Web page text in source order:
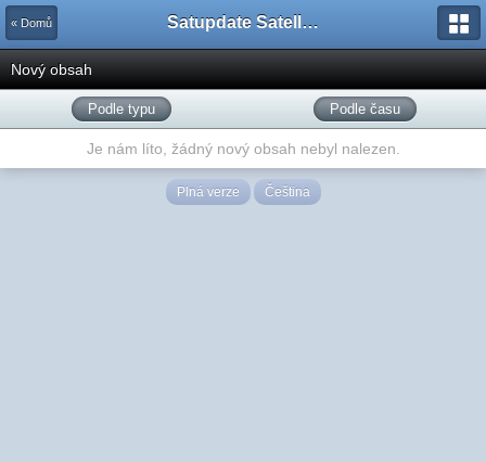
« Domů Satupdate Satellite Support Project
Nový obsah
Podle typu Podle času
Je nám líto, žádný nový obsah nebyl nalezen.
Plná verze Čeština